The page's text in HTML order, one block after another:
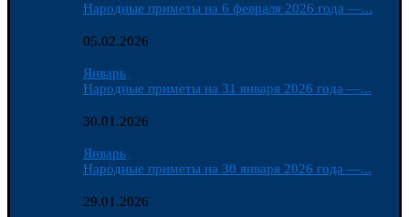
Народные приметы на 6 февраля 2026 года —...
05.02.2026
Январь
Народные приметы на 31 января 2026 года —...
30.01.2026
Январь
Народные приметы на 30 января 2026 года —...
29.01.2026